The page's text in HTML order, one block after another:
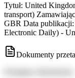
Tytuł: United
transport)
GBR Data
Electronic Daily) -
Dokumenty